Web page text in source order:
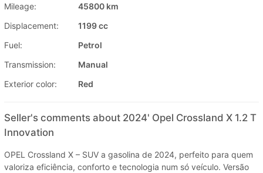
Mileage:
45800 km
Displacement:
1199 cc
Fuel:
Petrol
Transmission:
Manual
Exterior color:
Red
Seller's comments about 2024' Opel Crossland X 1.2 T
Innovation
OPEL Crossland X – SUV a gasolina de 2024, perfeito para quem
valoriza eficiência, conforto e tecnologia num só veículo. Versão